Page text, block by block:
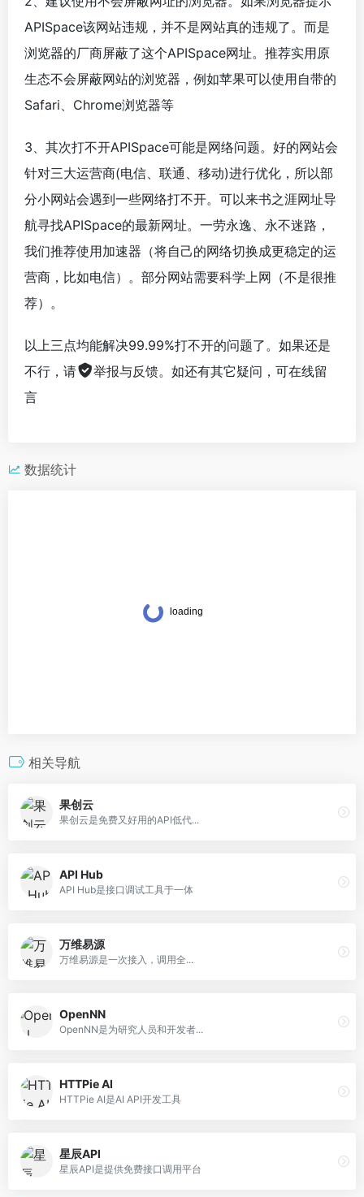
APISpace该网站违规，并不是网站真的违规了。而是
浏览器的厂商屏蔽了这个APISpace网址。推荐实用原
生态不会屏蔽网站的浏览器，例如苹果可以使用自带的
Safari、Chrome浏览器等
3、其次打不开APISpace可能是网络问题。好的网站会
针对三大运营商(电信、联通、移动)进行优化，所以部
分小网站会遇到一些网络打不开。可以来书之涯网址导
航寻找APISpace的最新网址。一劳永逸、永不迷路，
我们推荐使用加速器（将自己的网络切换成更稳定的运
营商，比如电信）。部分网站需要科学上网（不是很推
荐）。
以上三点均能解决99.99%打不开的问题了。如果还是
不行，请
举报与反馈。如还有其它疑问，可在线留
言
数据统计
相关导航
果创云
果创云是免费又好用的API低代...
API Hub
API Hub是接口调试工具于一体
万维易源
万维易源是一次接入，调用全...
OpenNN
OpenNN是为研究人员和开发者...
HTTPie AI
HTTPie AI是AI API开发工具
星辰API
星辰API是提供免费接口调用平台